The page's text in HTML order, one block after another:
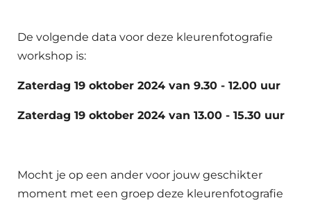
De volgende data voor deze kleurenfotografie
workshop is:
Zaterdag 19 oktober 2024 van 9.30 - 12.00 uur
Zaterdag 19 oktober 2024 van 13.00 - 15.30 uur
Mocht je op een ander voor jouw geschikter
moment met een groep deze kleurenfotografie